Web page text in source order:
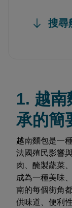
搜尋
1. 越南
承的簡
越南麵包是一
法國殖民影響
肉、醃製蔬菜
成為一種美味
南的每個街角
供味道、便利